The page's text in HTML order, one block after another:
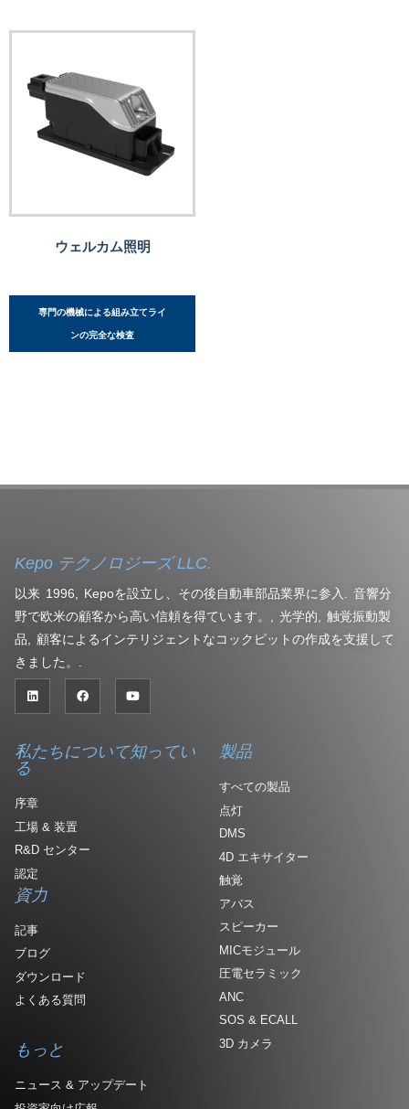
ウェルカム照明
専門の機械による組み立てライ
ンの完全な検査
Kepo テクノロジーズ LLC.
以来 1996, Kepoを設立し、その後自動車部品業界に参入. 音響分
野で欧米の顧客から高い信頼を得ています。, 光学的, 触覚振動製
品, 顧客によるインテリジェントなコックピットの作成を支援して
きました。.
私たちについて知ってい
る
序章
工場 & 装置
R&D センター
認定
製品
すべての製品
点灯
DMS
4D エキサイター
触覚
アバス
スピーカー
MICモジュール
圧電セラミック
ANC
SOS & ECALL
3D カメラ
資力
記事
ブログ
ダウンロード
よくある質問
もっと
ニュース & アップデート